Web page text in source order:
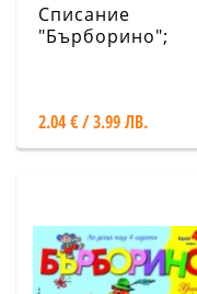
Списание
"Бърборино";
2.04 € / 3.99 ЛВ.